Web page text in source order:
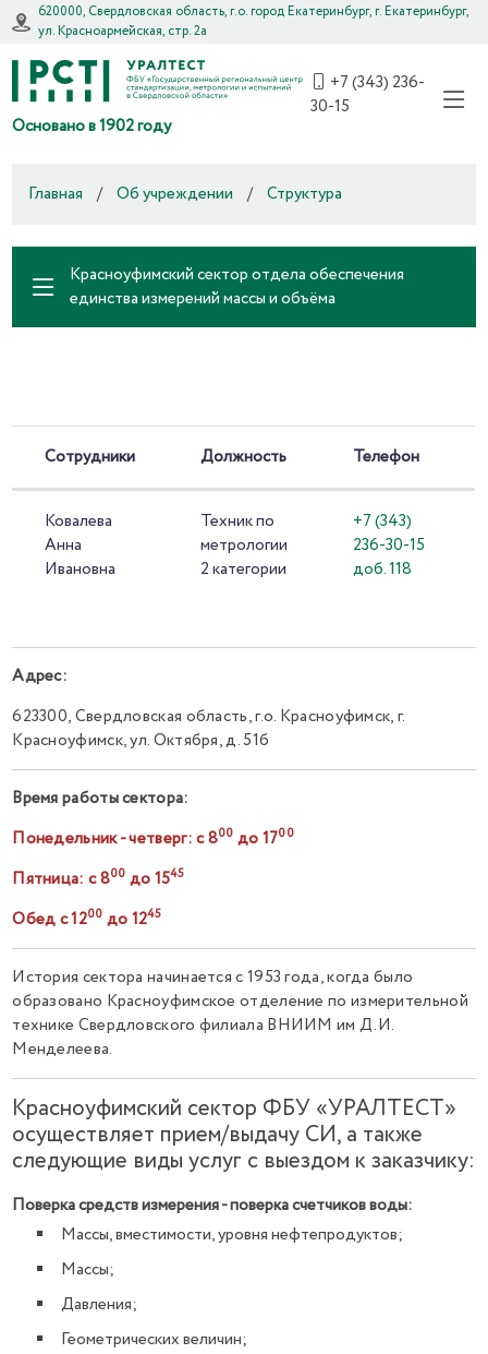
620000, Свердловская область, г.о. город Екатеринбург, г. Екатеринбург,
ул. Красноармейская, стр. 2а
Основано в 1902 году
+7 (343) 236-
30-15
Главная / Об учреждении / Структура
Красноуфимский сектор отдела обеспечения
единства измерений массы и объёма
Сотрудники Должность Телефон
Ковалева
Анна
Ивановна
Техник по
метрологии
2 категории
+7 (343)
236-30-15
доб. 118
Адрес:
623300, Свердловская область, г.о. Красноуфимск, г.
Красноуфимск, ул. Октября, д. 51б
Время работы сектора:
Понедельник - четверг: с 800 до 1700
Пятница: с 800 до 1545
Обед с 1200 до 1245
История сектора начинается с 1953 года, когда было
образовано Красноуфимское отделение по измерительной
технике Свердловского филиала ВНИИМ им Д.И.
Менделеева.
Красноуфимский сектор ФБУ «УРАЛТЕСТ»
осуществляет прием/выдачу СИ, а также
следующие виды услуг с выездом к заказчику:
Поверка средств измерения - поверка счетчиков воды:
Массы, вместимости, уровня нефтепродуктов;
Массы;
Давления;
Геометрических величин;